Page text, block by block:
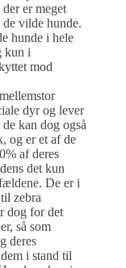
er meget
vilde hunde.
hunde i hele
kun i
mod
dyr og lever
kan dog også
og er et af de
af deres
det kun
De er i
zebra
dog for det
så som
deres
i stand til